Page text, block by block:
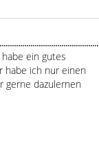
habe ein gutes
habe ich nur einen
gerne dazulernen